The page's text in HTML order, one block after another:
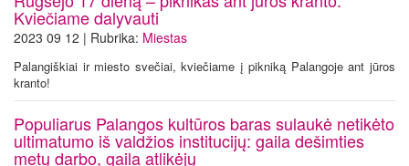
Kviečiame dalyvauti
2023 09 12 | Rubrika: Miestas
Palangiškiai ir miesto svečiai, kviečiame į pikniką Palangoje ant jūros
kranto!
Populiarus Palangos kultūros baras sulaukė netikėto
ultimatumo iš valdžios institucijų: gaila dešimties
metų darbo, gaila atlikėjų